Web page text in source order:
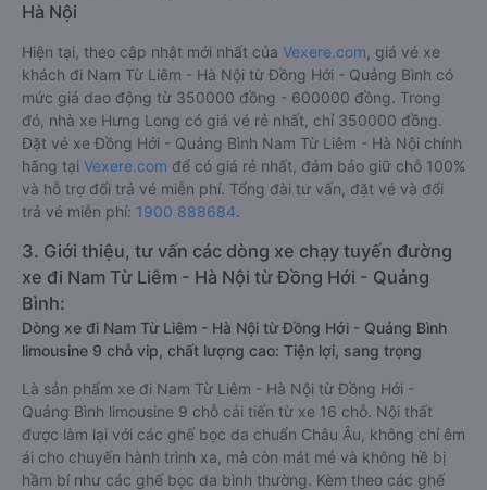
Hà Nội
Hiện tại, theo cập nhật mới nhất của Vexere.com , giá vé xe
khách đi Nam Từ Liêm - Hà Nội từ Đồng Hới - Quảng Bình có
mức giá dao động từ 350000 đồng - 600000 đồng. Trong
đó, nhà xe Hưng Long có giá vé rẻ nhất, chỉ 350000 đồng.
Đặt vé xe Đồng Hới - Quảng Bình Nam Từ Liêm - Hà Nội chính
hãng tại Vexere.com để có giá rẻ nhất, đảm bảo giữ chỗ 100%
và hỗ trợ đổi trả vé miễn phí. Tổng đài tư vấn, đặt vé và đổi
trả vé miễn phí: 1900 888684.
3. Giới thiệu, tư vấn các dòng xe chạy tuyến đường
xe đi Nam Từ Liêm - Hà Nội từ Đồng Hới - Quảng
Bình:
Dòng xe đi Nam Từ Liêm - Hà Nội từ Đồng Hới - Quảng Bình
limousine 9 chỗ vip, chất lượng cao: Tiện lợi, sang trọng
Là sản phẩm xe đi Nam Từ Liêm - Hà Nội từ Đồng Hới -
Quảng Bình limousine 9 chỗ cải tiến từ xe 16 chỗ. Nội thất
được làm lại với các ghế bọc da chuẩn Châu Âu, không chỉ êm
ái cho chuyến hành trình xa, mà còn mát mẻ và không hề bị
hầm bí như các ghế bọc da bình thường. Kèm theo các ghế